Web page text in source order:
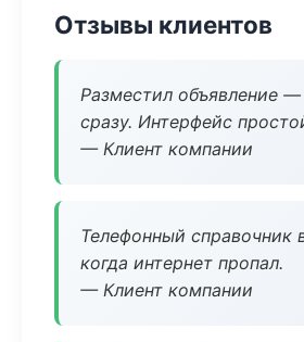
Отзывы клиентов
Разместил объявление —
сразу. Интерфейс
— Клиент компании
Телефонный справочник
когда интернет пропал.
— Клиент компании